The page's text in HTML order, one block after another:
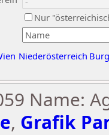
Nur
Niederösterreich
Name:
, Grafik